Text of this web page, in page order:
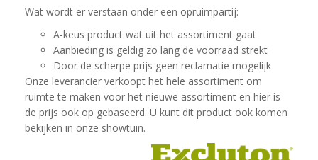
Wat wordt er verstaan onder een opruimpartij:
A-keus product wat uit het assortiment gaat
Aanbieding is geldig zo lang de voorraad strekt
Door de scherpe prijs geen reclamatie mogelijk
Onze leverancier verkoopt het hele assortiment om
ruimte te maken voor het nieuwe assortiment en hier is
de prijs ook op gebaseerd. U kunt dit product ook komen
bekijken in onze showtuin.